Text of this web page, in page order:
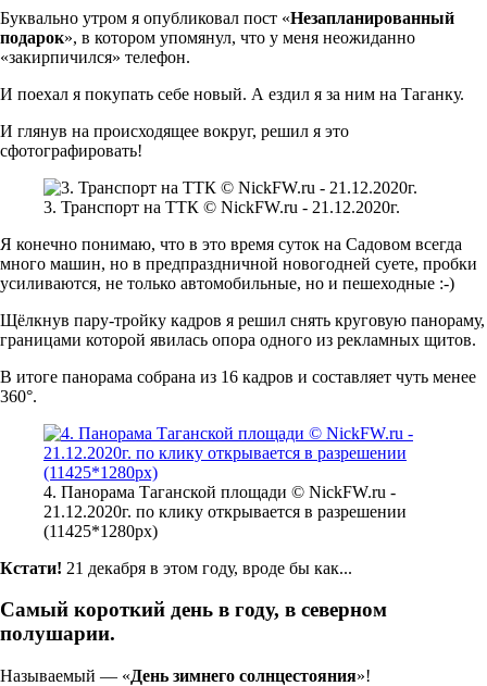
Буквально утром я опубликовал пост «Незапланированный
подарок», в котором упомянул, что у меня неожиданно
«закирпичился» телефон.
И поехал я покупать себе новый. А ездил я за ним на Таганку.
И глянув на происходящее вокруг, решил я это
сфотографировать!
3. Транспорт на ТТК © NickFW.ru - 21.12.2020г.
Я конечно понимаю, что в это время суток на Садовом всегда
много машин, но в предпраздничной новогодней суете, пробки
усиливаются, не только автомобильные, но и пешеходные :-)
Щёлкнув пару-тройку кадров я решил снять круговую панораму,
границами которой явилась опора одного из рекламных щитов.
В итоге панорама собрана из 16 кадров и составляет чуть менее
360°.
4. Панорама Таганской площади © NickFW.ru -
21.12.2020г. по клику открывается в разрешении
(11425*1280px)
Кстати! 21 декабря в этом году, вроде бы как...
Самый короткий день в году, в северном
полушарии.
Называемый — «День зимнего солнцестояния»!